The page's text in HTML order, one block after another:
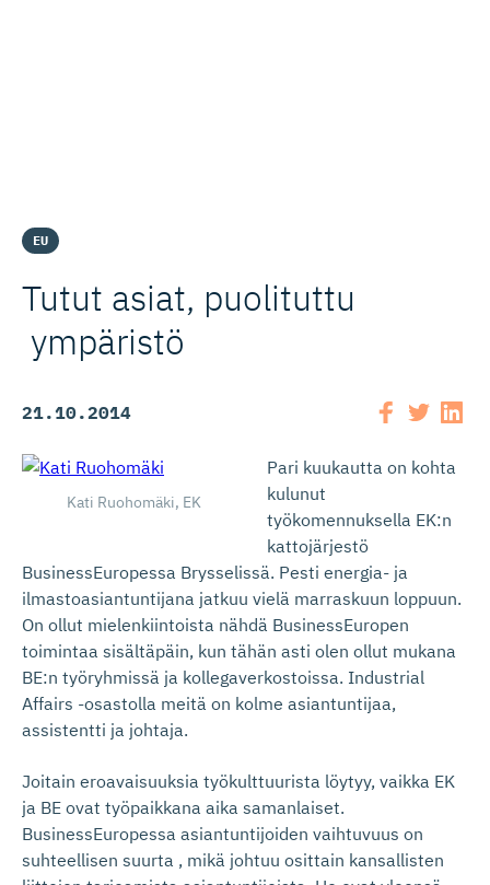
EU
Tutut asiat, puolituttu
ympäristö
21.10.2014
Kati Ruohomäki, EK
Pari kuukautta on kohta
kulunut
työkomennuksella EK:n
kattojärjestö
BusinessEuropessa Brysselissä. Pesti energia- ja
ilmastoasiantuntijana jatkuu vielä marraskuun loppuun.
On ollut mielenkiintoista nähdä BusinessEuropen
toimintaa sisältäpäin, kun tähän asti olen ollut mukana
BE:n työryhmissä ja kollegaverkostoissa. Industrial
Affairs -osastolla meitä on kolme asiantuntijaa,
assistentti ja johtaja.
Joitain eroavaisuuksia työkulttuurista löytyy, vaikka EK
ja BE ovat työpaikkana aika samanlaiset.
BusinessEuropessa asiantuntijoiden vaihtuvuus on
suhteellisen suurta , mikä johtuu osittain kansallisten